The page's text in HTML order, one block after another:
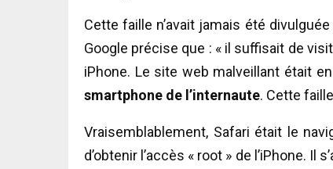
Cette faille n’avait jamais été
Google précise que : « il suffisait de
iPhone. Le site web malveillant était
smartphone de l’internaute. Cette
Vraisemblablement, Safari était le
d’obtenir l’accès « root » de l’iPhone. Il